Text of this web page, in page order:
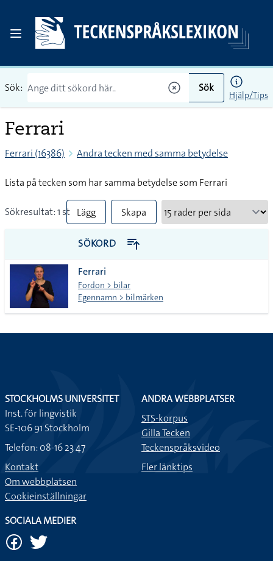
Sök: Sök
Hjälp/Tips
Ferrari
Ferrari (16386) Andra tecken med samma betydelse
Lista på tecken som har samma betydelse som Ferrari
Sökresultat: 1 st Lägg
till
alla i
lista
Skapa
PDF
SÖKORD
Ferrari
Fordon > bilar
Egennamn > bilmärken
STOCKHOLMS UNIVERSITET
Inst. för lingvistik
SE-106 91 Stockholm
Telefon: 08-16 23 47
Kontakt
Om webbplatsen
Cookieinställningar
ANDRA WEBBPLATSER
STS-korpus
Gilla Tecken
Teckenspråksvideo
Fler länktips
SOCIALA MEDIER